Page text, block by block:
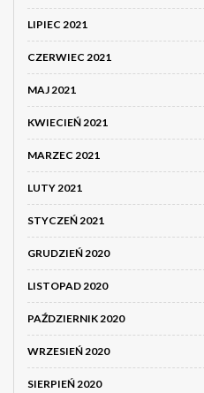
LIPIEC 2021
CZERWIEC 2021
MAJ 2021
KWIECIEŃ 2021
MARZEC 2021
LUTY 2021
STYCZEŃ 2021
GRUDZIEŃ 2020
LISTOPAD 2020
PAŹDZIERNIK 2020
WRZESIEŃ 2020
SIERPIEŃ 2020